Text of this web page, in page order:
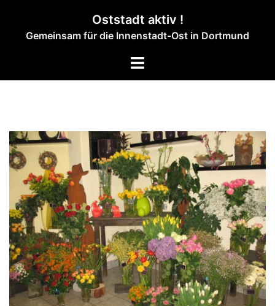
springen
Oststadt aktiv !
Gemeinsam für die Innenstadt-Ost in Dortmund
Menü